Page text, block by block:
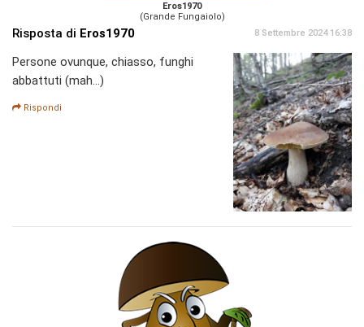
Eros1970
(Grande Fungaiolo)
Risposta di Eros1970 8 Settembre 2024 16:38
Persone ovunque, chiasso, funghi
abbattuti (mah...)
Rispondi